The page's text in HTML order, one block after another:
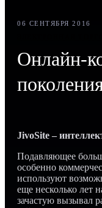
06 СЕНТЯБРЯ 2016
Онлайн-
JivoSite –
Подавляющее
особенно
используют
еще несколько лет
зачастую вызывал